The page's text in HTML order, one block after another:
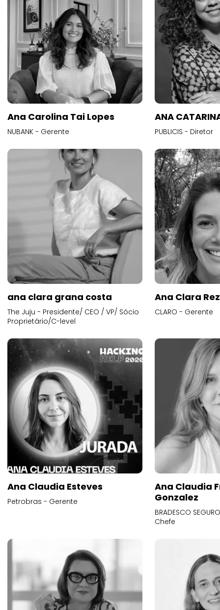
Ana Carolina Tai Lopes
NUBANK - Gerente
ANA
PUBLICIS - Diretor
ana clara grana costa
The Juju - Presidente/ CEO / VP/ Sócio
Proprietário/C-level
Ana Clara
CLARO - Gerente
Ana Claudia Esteves
Petrobras - Gerente
Ana Claudia
Gonzalez
BRADESCO
Chefe